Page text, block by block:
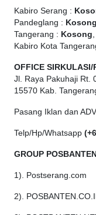
Kabiro Serang :
Pandeglang : Kosong
Tangerang : Kosong
Kabiro Kota
OFFICE SIRKULASI/
Jl. Raya Pakuhaji Rt.
15570 Kab.
Pasang Iklan dan
Telp/Hp/Whatsapp
GROUP
1). Postserang.com
2).